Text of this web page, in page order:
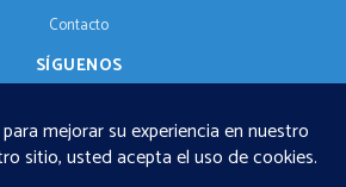
Contacto
SÍGUENOS